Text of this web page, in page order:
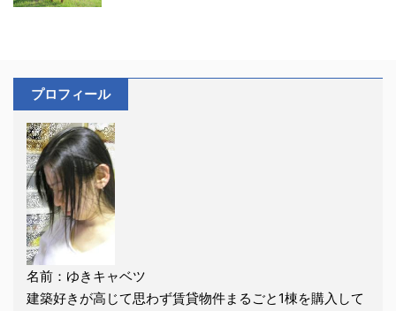
プロフィール
名前：ゆきキャベツ
建築好きが高じて思わず賃貸物件まるごと1棟を購入して